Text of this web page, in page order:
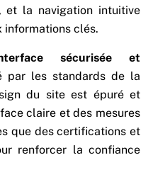
la navigation intuitive
informations clés.
sécurisée et
par les standards de la
du site est épuré et
claire et des mesures
que des certifications et
renforcer la confiance